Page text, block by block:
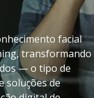
facial
transformando
— o tipo de
soluções de